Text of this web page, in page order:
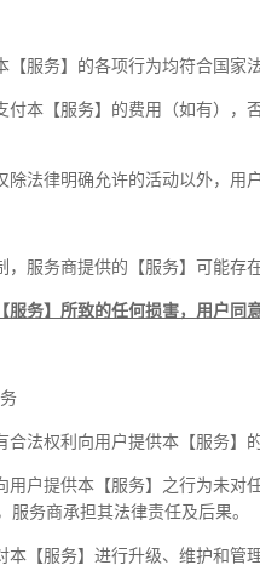
【服务】的各项行为均符合国家
付本【服务】的费用（如有），
除法律明确允许的活动以外，用
，服务商提供的【服务】可能存
服务】所致的任何损害，用户同
合法权利向用户提供本【服务】
用户提供本【服务】之行为未对
服务商承担其法律责任及后果。
本【服务】进行升级、维护和管